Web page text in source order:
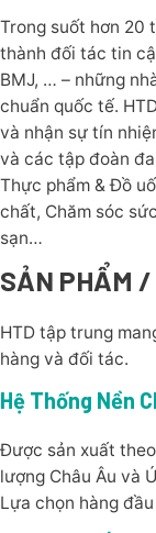
Trong suốt hơn 20
thành đối tác tin
BMJ, … – những
chuẩn quốc tế.
và nhận sự tín
và các tập đoàn
Thực phẩm & Đồ
chất, Chăm sóc
sạn…
SẢN PHẨM /
HTD tập trung
hàng và đối tác.
Hệ Thống Nền
Được sản xuất
lượng Châu Âu và
Lựa chọn hàng